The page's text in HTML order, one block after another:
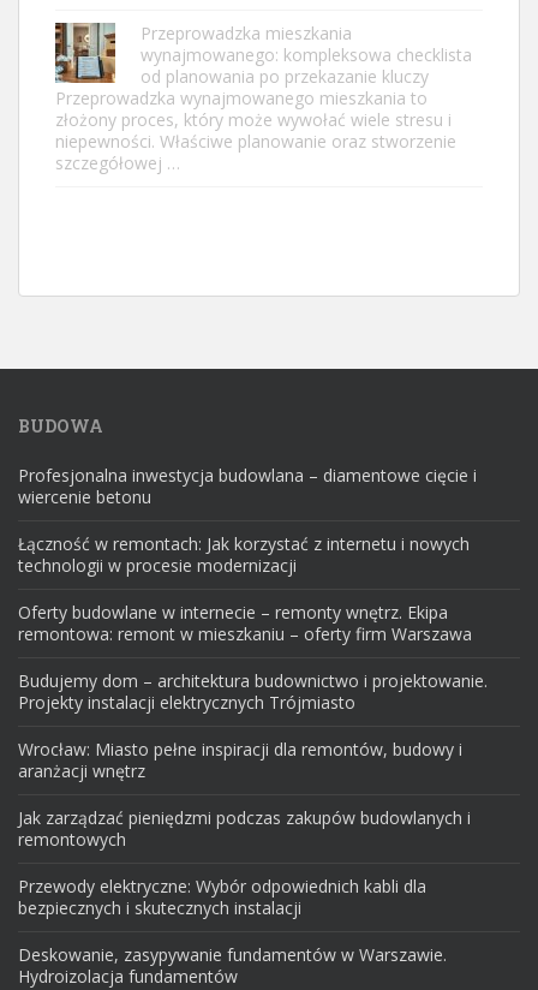
Przeprowadzka mieszkania
wynajmowanego: kompleksowa checklista
od planowania po przekazanie kluczy
Przeprowadzka wynajmowanego mieszkania to
złożony proces, który może wywołać wiele stresu i
niepewności. Właściwe planowanie oraz stworzenie
szczegółowej …
BUDOWA
Profesjonalna inwestycja budowlana – diamentowe cięcie i
wiercenie betonu
Łączność w remontach: Jak korzystać z internetu i nowych
technologii w procesie modernizacji
Oferty budowlane w internecie – remonty wnętrz. Ekipa
remontowa: remont w mieszkaniu – oferty firm Warszawa
Budujemy dom – architektura budownictwo i projektowanie.
Projekty instalacji elektrycznych Trójmiasto
Wrocław: Miasto pełne inspiracji dla remontów, budowy i
aranżacji wnętrz
Jak zarządzać pieniędzmi podczas zakupów budowlanych i
remontowych
Przewody elektryczne: Wybór odpowiednich kabli dla
bezpiecznych i skutecznych instalacji
Deskowanie, zasypywanie fundamentów w Warszawie.
Hydroizolacja fundamentów